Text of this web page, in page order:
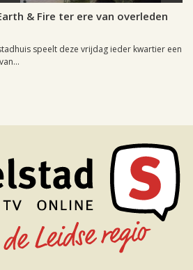
& Fire ter ere van overleden
speelt deze vrijdag ieder kwartier een